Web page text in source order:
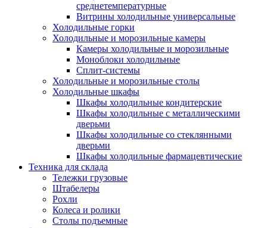
среднетемпературные
Витрины холодильные универсальные
Холодильные горки
Холодильные и морозильные камеры
Камеры холодильные и морозильные
Моноблоки холодильные
Сплит-системы
Холодильные и морозильные столы
Холодильные шкафы
Шкафы холодильные кондитерские
Шкафы холодильные с металлическими
дверьми
Шкафы холодильные со стеклянными
дверьми
Шкафы холодильные фармацевтические
Техника для склада
Тележки грузовые
Штабелеры
Рохли
Колеса и ролики
Столы подъемные